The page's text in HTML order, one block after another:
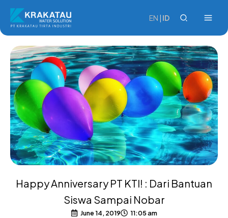
content
EN ID
Happy Anniversary PT KTI! : Dari Bantuan
Siswa Sampai Nobar
June 14, 2019 11:05 am